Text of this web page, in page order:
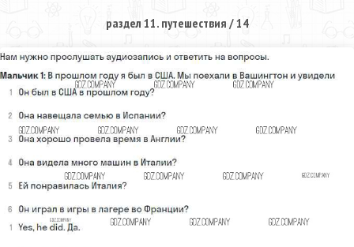
раздел 11. путешествия / 14